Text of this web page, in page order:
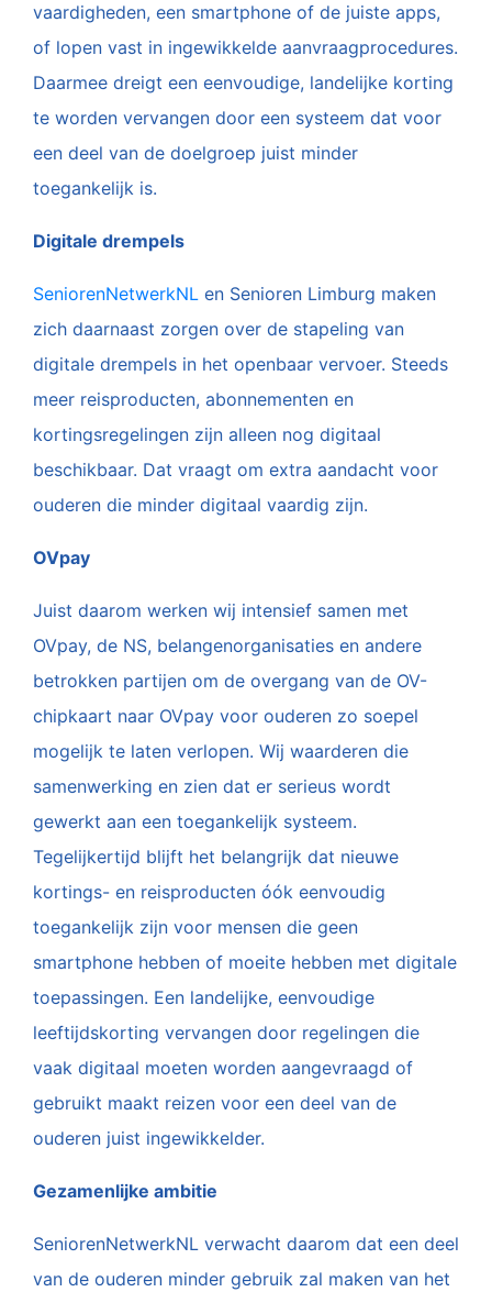
vaardigheden, een smartphone of de juiste apps,
of lopen vast in ingewikkelde aanvraagprocedures.
Daarmee dreigt een eenvoudige, landelijke korting
te worden vervangen door een systeem dat voor
een deel van de doelgroep juist minder
toegankelijk is.
Digitale drempels
SeniorenNetwerkNL en Senioren Limburg maken
zich daarnaast zorgen over de stapeling van
digitale drempels in het openbaar vervoer. Steeds
meer reisproducten, abonnementen en
kortingsregelingen zijn alleen nog digitaal
beschikbaar. Dat vraagt om extra aandacht voor
ouderen die minder digitaal vaardig zijn.
OVpay
Juist daarom werken wij intensief samen met
OVpay, de NS, belangenorganisaties en andere
betrokken partijen om de overgang van de OV-
chipkaart naar OVpay voor ouderen zo soepel
mogelijk te laten verlopen. Wij waarderen die
samenwerking en zien dat er serieus wordt
gewerkt aan een toegankelijk systeem.
Tegelijkertijd blijft het belangrijk dat nieuwe
kortings- en reisproducten óók eenvoudig
toegankelijk zijn voor mensen die geen
smartphone hebben of moeite hebben met digitale
toepassingen. Een landelijke, eenvoudige
leeftijdskorting vervangen door regelingen die
vaak digitaal moeten worden aangevraagd of
gebruikt maakt reizen voor een deel van de
ouderen juist ingewikkelder.
Gezamenlijke ambitie
SeniorenNetwerkNL verwacht daarom dat een deel
van de ouderen minder gebruik zal maken van het